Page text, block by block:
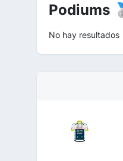
Podiums
No hay resultados